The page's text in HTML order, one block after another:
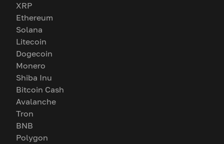
XRP
Ethereum
Solana
Litecoin
Dogecoin
Monero
Shiba Inu
Bitcoin Cash
Avalanche
Tron
BNB
Polygon